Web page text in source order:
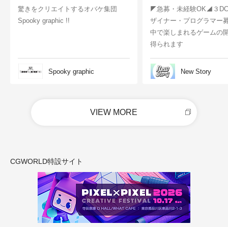
驚きをクリエイトするオバケ集団
Spooky graphic !!
Spooky graphic
◤急募・未経験OK◢３
ザイナー・プログラマー
中で楽しまれるゲームの
得られます
New Story
VIEW MORE
CGWORLD特設サイト